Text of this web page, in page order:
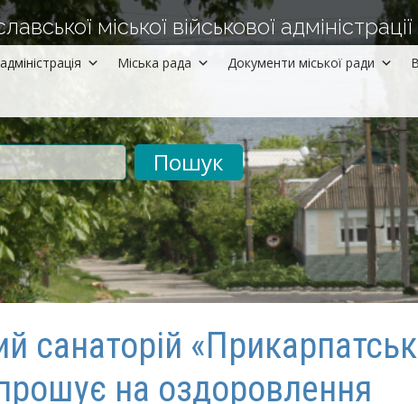
міської військової адміністрації
Міська рада Документи міської ради
санаторій
на оздоровлення